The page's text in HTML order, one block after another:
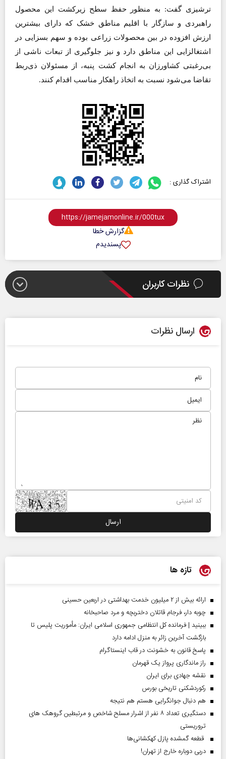
ترشیزی گفت: به منظور حفظ سطح زیرکشت این محصول
راهبردی و سازگار با اقلیم مناطق خشک که دارای بیشترین
ارزش افزوده در بین محصولات زراعی بوده و سهم بسزایی در
اشتغالزایی این مناطق دارد و نیز جلوگیری از تبعات ناشی از
بی‌رغبتی کشاورزان به انجام کشت پنبه، از مسئولان ذی‌ربط
تقاضا می‌شود نسبت به اتخاذ راهکار مناسب اقدام کنند.
اشتراک گذاری :
گزارش خطا
پسندیدم
نظرات کاربران
ارسال نظرات
تازه ها
ارائه بیش از ۲ میلیون خدمت بهداشتی در اربعین حسینی
چوبه دار، فرجام قاتلان دختربچه و مرد صاحبخانه
ببینید | فرمانده کل انتظامی جمهوری اسلامی ایران­: مأموریت پلیس تا
بازگشت آخرین زائر به منزل ادامه دارد
پاسخ قانون به خشونت در قاب اینستاگرام
راز ماندگاری پرواز یک قهرمان
نقشه جهادی برای ایران
رکوردشکنی تاریخی بورس
هم دنبال جوانگرایی هستم هم نتیجه
دستگیری تعداد ۸ نفر از اشرار مسلح شاخص و مرتبطین گروهک های
تروریستی
قطعه گمشده پازل کهکشانی‌ها
دربی دوباره خارج از تهران!